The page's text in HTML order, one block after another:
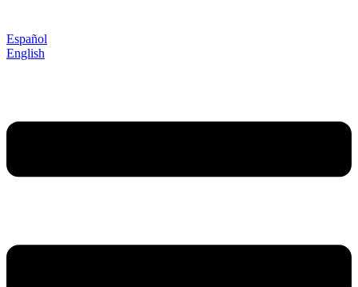
Español
English